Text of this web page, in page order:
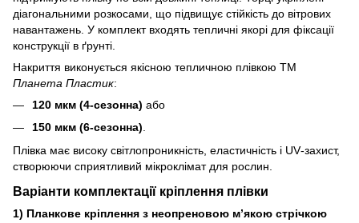
діагональними розкосами, що підвищує стійкість до вітрових
навантажень. У комплект входять тепличні якорі для фіксації
конструкції в ґрунті.
Накриття виконується якісною тепличною плівкою ТМ
Планета Пластик:
120 мкм (4‑сезонна) або
150 мкм (6‑сезонна).
Плівка має високу світлопроникність, еластичність і UV‑захист,
створюючи сприятливий мікроклімат для рослин.
Варіанти комплектації кріплення плівки
1) Планкове кріплення з неопреновою м’якою стрічкою